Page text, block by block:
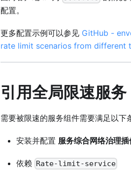
配置。
更多配置示例可以参见 GitHub -
rate limit scenarios from different
引用全局限速服务
需要被限速的服务组件需要满足以下
安装并配置 服务综合网络治理插
依赖 Rate-limit-service